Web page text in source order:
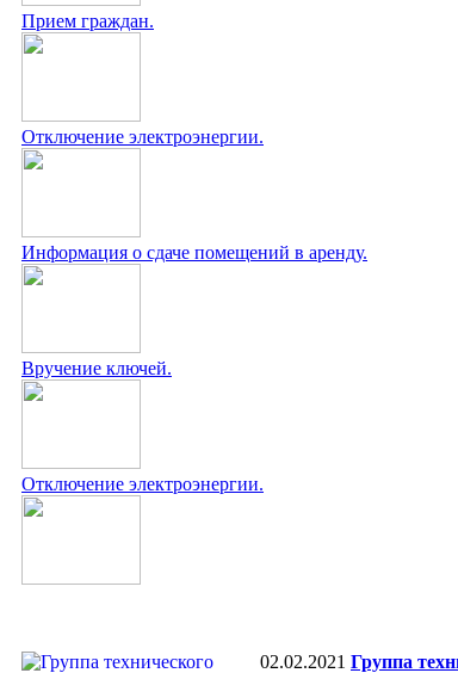
Прием граждан.
Отключение электроэнергии.
Информация о сдаче помещений в аренду.
Вручение ключей.
Отключение электроэнергии.
02.02.2021 Группа